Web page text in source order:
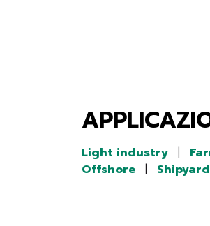
Light industry |
Offshore |